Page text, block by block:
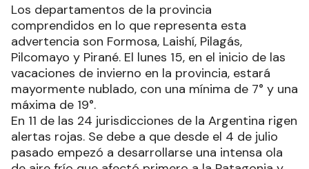
Los departamentos de la provincia
comprendidos en lo que representa esta
advertencia son Formosa, Laishí, Pilagás,
Pilcomayo y Pirané. El lunes 15, en el inicio de las
vacaciones de invierno en la provincia, estará
mayormente nublado, con una mínima de 7° y una
máxima de 19°.
En 11 de las 24 jurisdicciones de la Argentina rigen
alertas rojas. Se debe a que desde el 4 de julio
pasado empezó a desarrollarse una intensa ola